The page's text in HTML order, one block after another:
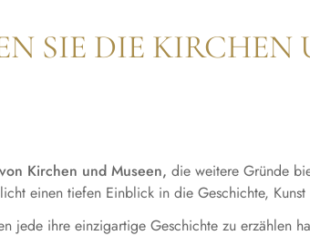
SIE DIE KIRCHEN
Kirchen und Museen, die weitere Gründe
einen tiefen Einblick in die Geschichte,
jede ihre einzigartige Geschichte zu erzählen